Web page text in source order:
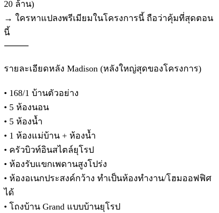
20 ล้าน)
→ ใครหาแปลงพรีเมียมในโครงการนี้ ถือว่าคุ้มที่สุดตอน
นี้
⸻
รายละเอียดหลัง Madison (หลังใหญ่สุดของโครงการ)
• 168/1 บ้านตัวอย่าง
• 5 ห้องนอน
• 5 ห้องน้ำ
• 1 ห้องแม่บ้าน + ห้องน้ำ
• ครัวบิวท์อินสไตล์ยุโรป
• ห้องรับแขกเพดานสูงโปร่ง
• ห้องอเนกประสงค์กว้าง ทำเป็นห้องทำงาน/โฮมออฟฟิศ
ได้
• โถงบ้าน Grand แบบบ้านยุโรป